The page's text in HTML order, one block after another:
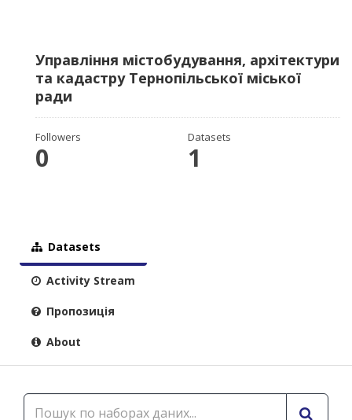
Управління містобудування, архітектури
та кадастру Тернопільської міської
ради
Followers
0
Datasets
1
Datasets
Activity Stream
Пропозиція
About